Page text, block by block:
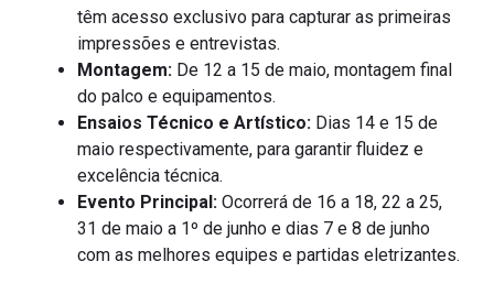
têm acesso exclusivo para capturar as primeiras
impressões e entrevistas.
Montagem: De 12 a 15 de maio, montagem final
do palco e equipamentos.
Ensaios Técnico e Artístico: Dias 14 e 15 de
maio respectivamente, para garantir fluidez e
excelência técnica.
Evento Principal: Ocorrerá de 16 a 18, 22 a 25,
31 de maio a 1º de junho e dias 7 e 8 de junho
com as melhores equipes e partidas eletrizantes.